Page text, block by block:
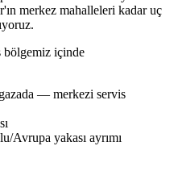
merkez mahalleleri kadar uç
bölgemiz içinde
— merkezi servis
Avrupa yakası ayrımı